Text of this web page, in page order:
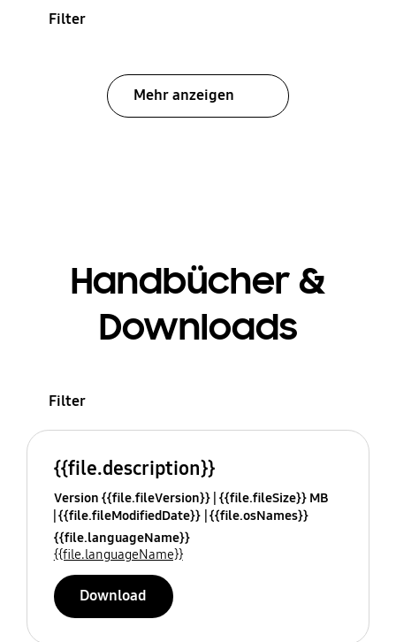
Filter
Mehr anzeigen
Handbücher &
Downloads
Filter
{{file.description}}
Version {{file.fileVersion}} {{file.fileSize}} MB
{{file.fileModifiedDate}} {{file.osNames}}
{{file.languageName}}
{{file.languageName}}
Download